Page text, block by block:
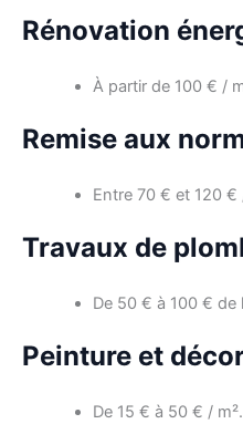
Rénovation
À partir de 100 € /
Remise aux
Entre 70 € et 120 €
Travaux de
De 50 € à 100 € de
Peinture et
De 15 € à 50 € / m².